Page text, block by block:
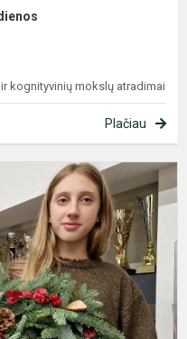
kognityvinių mokslų atradimai
Plačiau